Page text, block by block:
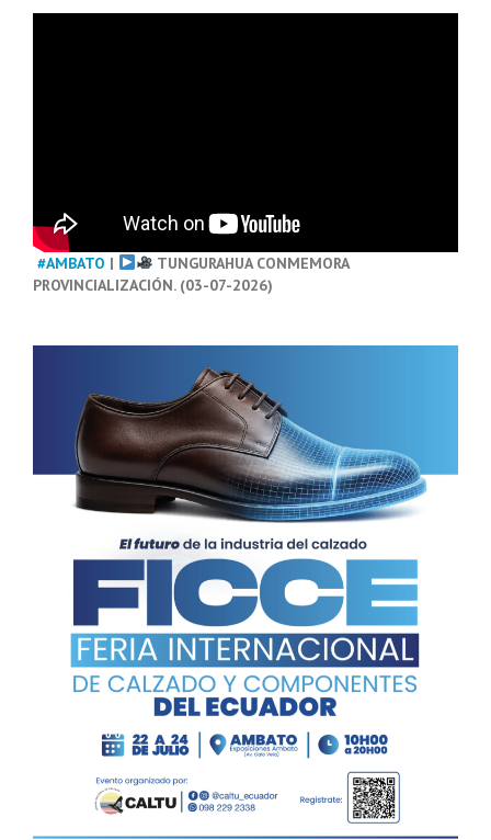
#AMBATO |
TUNGURAHUA CONMEMORA
PROVINCIALIZACIÓN. (03-07-2026)